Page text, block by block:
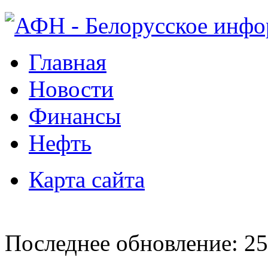
Главная
Новости
Финансы
Нефть
Карта сайта
Последнее обновление: